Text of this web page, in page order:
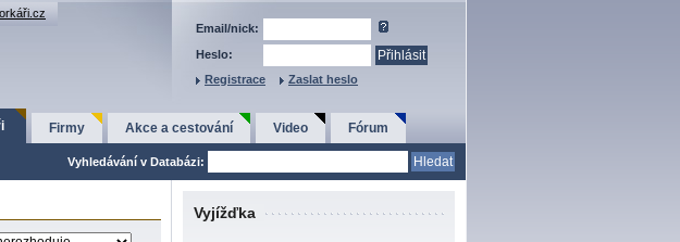
Email/nick:
Heslo:
Registrace
Zaslat heslo
Firmy Akce a cestování Video Fórum
Vyhledávání v Databázi:
Vyjížďka